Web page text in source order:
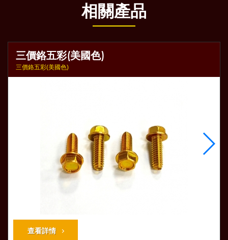
相關產品
三價鉻五彩(美國色)
三價鉻五彩(美國色)
查看詳情